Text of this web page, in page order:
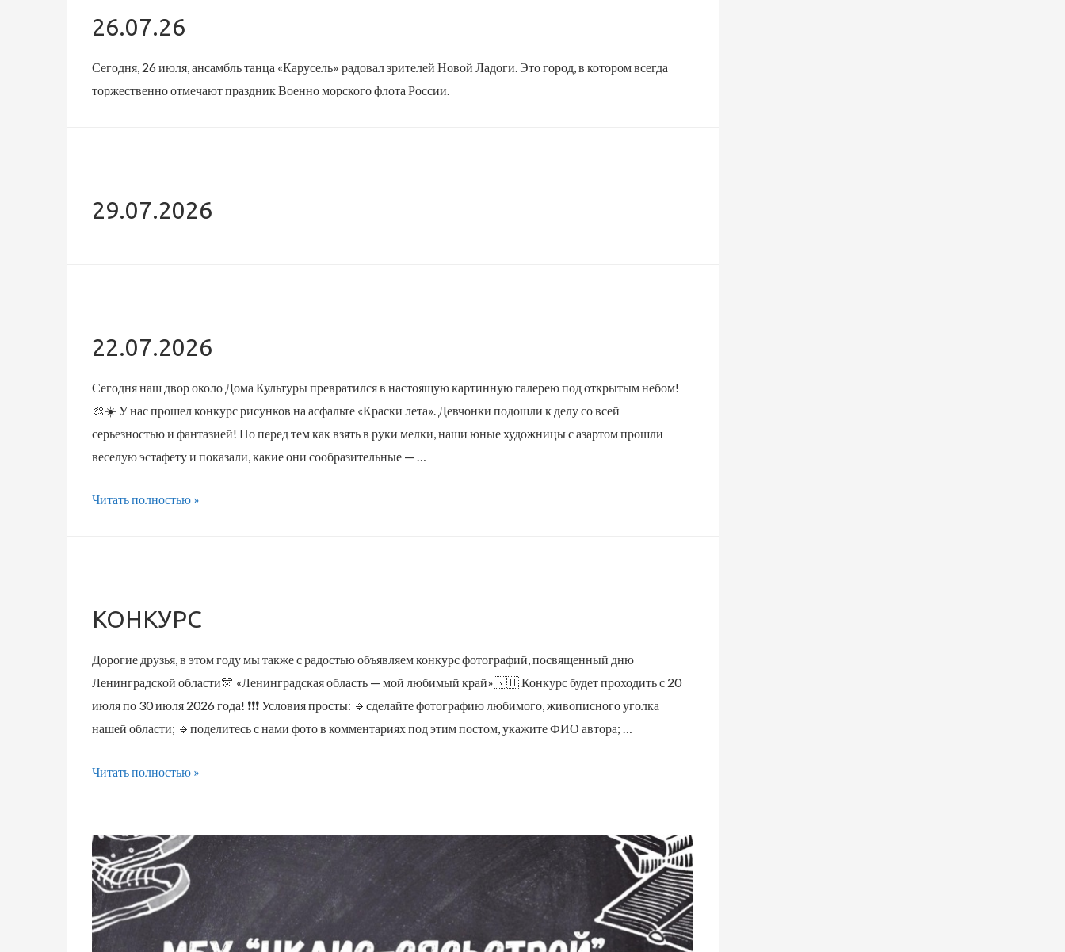
26.07.26
Сегодня, 26 июля, ансамбль танца «Карусель» радовал зрителей Новой Ладоги. Это город, в котором всегда
торжественно отмечают праздник Военно морского флота России.
29.07.2026
22.07.2026
Сегодня наш двор около Дома Культуры превратился в настоящую картинную галерею под открытым небом!
🎨☀️ У нас прошел конкурс рисунков на асфальте «Краски лета». Девчонки подошли к делу со всей
серьезностью и фантазией! Но перед тем как взять в руки мелки, наши юные художницы с азартом прошли
веселую эстафету и показали, какие они сообразительные — …
22.07.2026
Читать полностью »
КОНКУРС
Дорогие друзья, в этом году мы также с радостью объявляем конкурс фотографий, посвященный дню
Ленинградской области🎊 «Ленинградская область — мой любимый край»🇷🇺 Конкурс будет проходить с 20
июля по 30 июля 2026 года! ❗❗❗ Условия просты: 🔹сделайте фотографию любимого, живописного уголка
нашей области; 🔹поделитесь с нами фото в комментариях под этим постом, укажите ФИО автора; …
КОНКУРС
Читать полностью »